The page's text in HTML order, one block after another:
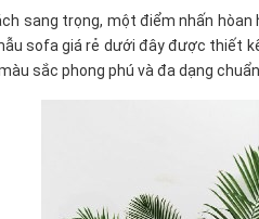
sang trọng, một điểm nhấn
sofa giá rẻ dưới đây được thiết
sắc phong phú và đa dạng